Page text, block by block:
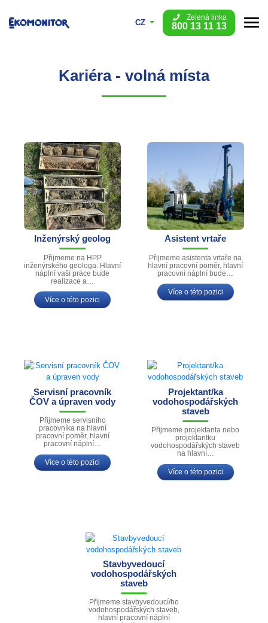
CZ
Zelená linka
800 13 11 13
Kariéra - volná místa
Inženýrský geolog
Přijmeme na HPP
inženýrského geologa. Hlavní
náplní vaší práce bude
realizace a…
Více o této pozici
Asistent vrtaře
Přijmeme asistenta vrtaře na
hlavní pracovní poměr, hlavní
pracovní náplní bude…
Více o této pozici
Servisní pracovník
ČOV a úpraven vody
Přijmeme servisního
pracovníka na hlavní
pracovní poměr, hlavní
pracovní náplní…
Více o této pozici
Projektant/ka
vodohospodářských
staveb
Přijmeme projektanta nebo
projektantku
vodohospodářských staveb
na hlavní…
Více o této pozici
Stavbyvedoucí
vodohospodářských
staveb
Přijmeme stavbyvedoucí/ho
vodohospodářských staveb,
hlavní pracovní náplní